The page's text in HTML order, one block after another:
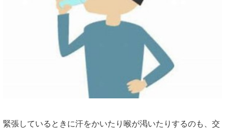
緊張しているときに汗をかいたり喉が渇いたりするのも、交